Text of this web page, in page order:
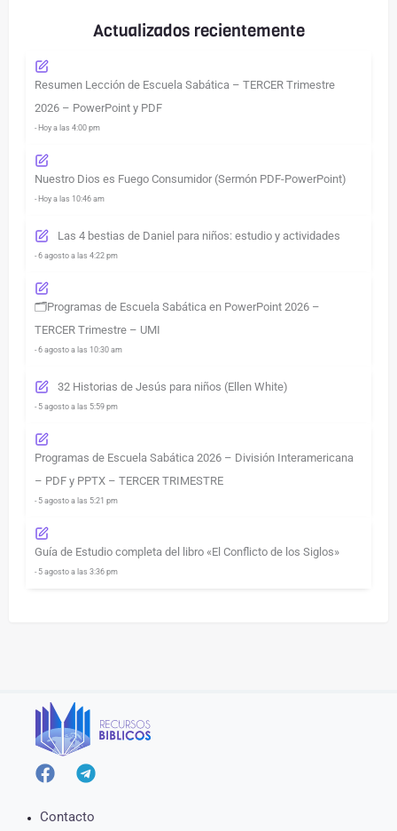
Actualizados recientemente
Resumen Lección de Escuela Sabática – TERCER Trimestre
2026 – PowerPoint y PDF
- Hoy a las 4:00 pm
Nuestro Dios es Fuego Consumidor (Sermón PDF-PowerPoint)
- Hoy a las 10:46 am
Las 4 bestias de Daniel para niños: estudio y actividades
- 6 agosto a las 4:22 pm
🗂️Programas de Escuela Sabática en PowerPoint 2026 –
TERCER Trimestre – UMI
- 6 agosto a las 10:30 am
32 Historias de Jesús para niños (Ellen White)
- 5 agosto a las 5:59 pm
Programas de Escuela Sabática 2026 – División Interamericana
– PDF y PPTX – TERCER TRIMESTRE
- 5 agosto a las 5:21 pm
Guía de Estudio completa del libro «El Conflicto de los Siglos»
- 5 agosto a las 3:36 pm
Contacto